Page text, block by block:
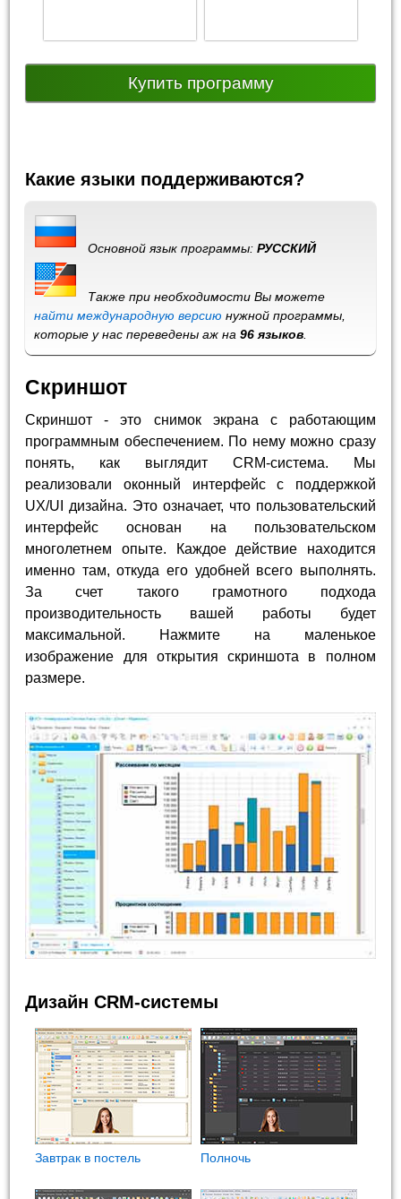
Купить программу
Какие языки поддерживаются?
Основной язык программы:РУССКИЙ
Также при необходимости Вы можете
найти международную версию нужной программы,
которые у нас переведены аж на96 языков
Скриншот
Скриншот - это снимок экрана с работающим
программным обеспечением. По нему можно сразу
понять, как выглядит CRM-система. Мы
реализовали оконный интерфейс с поддержкой
UX/UI дизайна. Это означает, что пользовательский
интерфейс основан на пользовательском
многолетнем опыте. Каждое действие находится
именно там, откуда его удобней всего выполнять.
За счет такого грамотного подхода
производительность вашей работы будет
максимальной. Нажмите на маленькое
изображение для открытия скриншота в полном
размере.
Дизайн CRM-системы
Завтрак в постель Полночь